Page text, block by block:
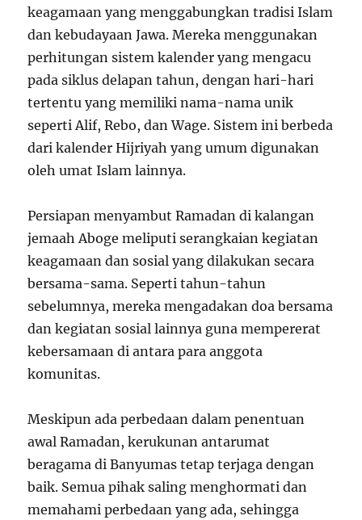
keagamaan yang menggabungkan tradisi Islam
dan kebudayaan Jawa. Mereka menggunakan
perhitungan sistem kalender yang mengacu
pada siklus delapan tahun, dengan hari-hari
tertentu yang memiliki nama-nama unik
seperti Alif, Rebo, dan Wage. Sistem ini berbeda
dari kalender Hijriyah yang umum digunakan
oleh umat Islam lainnya.
Persiapan menyambut Ramadan di kalangan
jemaah Aboge meliputi serangkaian kegiatan
keagamaan dan sosial yang dilakukan secara
bersama-sama. Seperti tahun-tahun
sebelumnya, mereka mengadakan doa bersama
dan kegiatan sosial lainnya guna mempererat
kebersamaan di antara para anggota
komunitas.
Meskipun ada perbedaan dalam penentuan
awal Ramadan, kerukunan antarumat
beragama di Banyumas tetap terjaga dengan
baik. Semua pihak saling menghormati dan
memahami perbedaan yang ada, sehingga